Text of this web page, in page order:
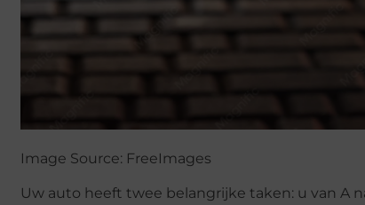
Image Source: FreeImages‍
Uw auto heeft twee belangrijke taken: u van A